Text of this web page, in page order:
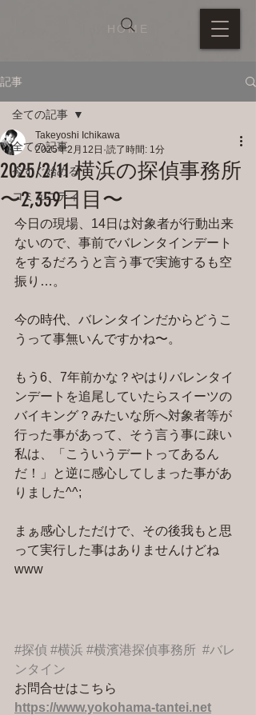
HOME
記事
全ての記事
今すぐ始める
コミュニティ
全ての記事
2025/2/11 横浜の探偵事務所
〜2,359日目〜
Takeyoshi Ichikawa
2025年2月12日 読了時間: 1分
今日の現場、14日は対象者が行動出来
ないので、事前でバレンタインデート
をするだろうと言う事で実施するも空
振り…。
今の時代、バレンタインだからどうこ
うって事無いんですかね〜。
もう6、7年前かな？やはりバレンタイ
ンデートを追尾していたらスイーツの
バイキング？みたいな所へ対象者等が
行った事があって、そう言う事に疎い
私は、「こういうデートってあるん
だ！」と逆に感心してしまった事があ
りました^^;
まぁ感心しただけで、その後我もと思
って実行した事はありませんけどね
www
#探偵 #横浜 #横濱港探偵事務所 #バレ
ンタイン
お問合せはこちら
https://www.yokohama-tantei.net